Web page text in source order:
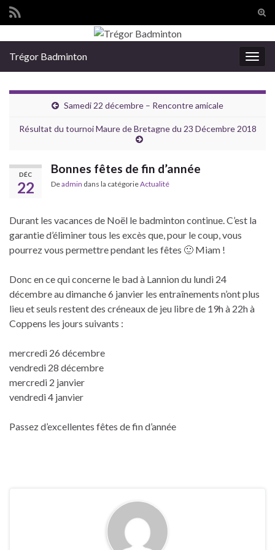
Search for:
Trégor Badminton
Samedi 22 décembre – Rencontre amicale
Résultat du tournoi Maure de Bretagne du 23 Décembre 2018
DÉC
22
Bonnes fêtes de fin d’année
Deadmin dans la catégorieActualité
Durant les vacances de Noël le badminton continue. C’est la
garantie d’éliminer tous les excès que, pour le coup, vous
pourrez vous permettre pendant les fêtes 🙂 Miam !
Donc en ce qui concerne le bad à Lannion du lundi 24
décembre au dimanche 6 janvier les entraînements n’ont plus
lieu et seuls restent des créneaux de jeu libre de 19h à 22h à
Coppens les jours suivants :
mercredi 26 décembre
vendredi 28 décembre
mercredi 2 janvier
vendredi 4 janvier
Passez d’excellentes fêtes de fin d’année